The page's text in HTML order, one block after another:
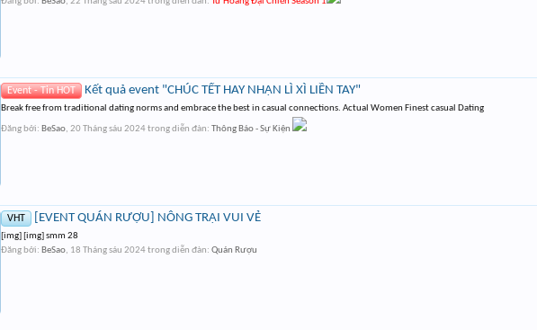
Event - Tin HOT Kết quả event "CHÚC TẾT HAY NHẬN LÌ XÌ LIỀN TAY"
Break free from traditional dating norms and embrace the best in casual connections. Actual Women Finest casual Dating
Đăng bởi: BeSao, 20 Tháng sáu 2024trong diễn đàn: Thông Báo - Sự Kiện
VHT [EVENT QUÁN RƯỢU] NÔNG TRẠI VUI VẺ
[img] [img] smm 28
Đăng bởi: BeSao, 18 Tháng sáu 2024trong diễn đàn: Quán Rượu